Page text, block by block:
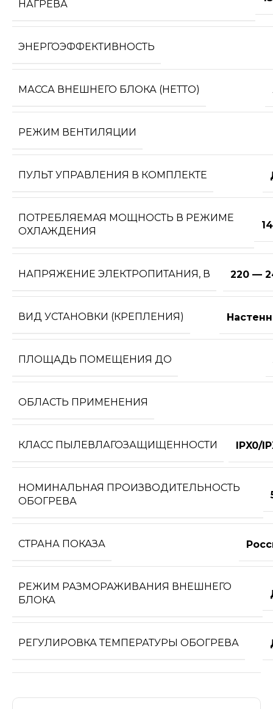
НАГРЕВА
ЭНЕРГОЭФФЕКТИВНОСТЬ
МАССА ВНЕШНЕГО БЛОКА (НЕТТО)
РЕЖИМ ВЕНТИЛЯЦИИ
ПУЛЬТ УПРАВЛЕНИЯ В КОМПЛЕКТЕ
ПОТРЕБЛЯЕМАЯ МОЩНОСТЬ В РЕЖИМЕ
ОХЛАЖДЕНИЯ
НАПРЯЖЕНИЕ ЭЛЕКТРОПИТАНИЯ, В 220 —
ВИД УСТАНОВКИ (КРЕПЛЕНИЯ)
ПЛОЩАДЬ ПОМЕЩЕНИЯ ДО
ОБЛАСТЬ ПРИМЕНЕНИЯ
КЛАСС ПЫЛЕВЛАГОЗАЩИЩЕННОСТИ IPX0/
НОМИНАЛЬНАЯ ПРОИЗВОДИТЕЛЬНОСТЬ
ОБОГРЕВА
СТРАНА ПОКАЗА
РЕЖИМ РАЗМОРАЖИВАНИЯ ВНЕШНЕГО
БЛОКА
РЕГУЛИРОВКА ТЕМПЕРАТУРЫ ОБОГРЕВА